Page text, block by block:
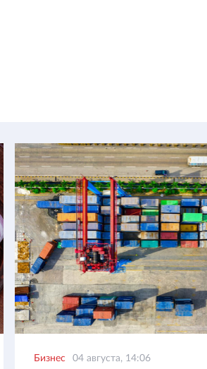
Бизнес 04 августа, 14:06